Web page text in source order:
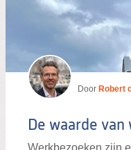
Door Robert
De waarde